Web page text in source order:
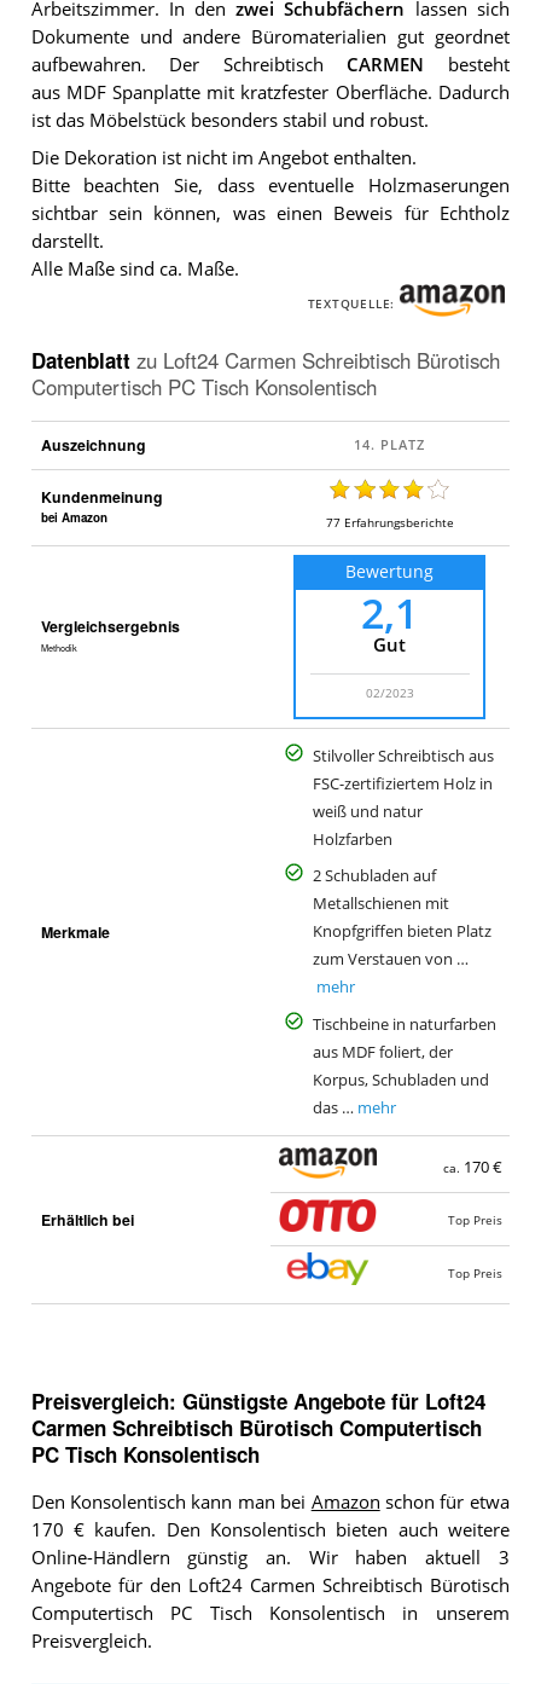
Arbeitszimmer. In denzwei Schubfächern lassen sich
Dokumente und andere Büromaterialien gut geordnet
aufbewahren. Der Schreibtisch CARMEN besteht
aus MDF Spanplatte mit kratzfester Oberfläche. Dadurch
ist das Möbelstück besonders stabil und robust.
Die Dekoration ist nicht im Angebot enthalten.
Bitte beachten Sie, dass eventuelle Holzmaserungen
sichtbar sein können, was einen Beweis für Echtholz
darstellt.
Alle Maße sind ca. Maße.
TEXTQUELLE:
Datenblatt zu Loft24 Carmen Schreibtisch Bürotisch
Computertisch PC Tisch Konsolentisch
Auszeichnung
Kundenmeinung
bei Amazon 77 Erfahrungsberichte
Vergleichsergebnis
Methodik
Bewertung
2,1
Gut
02/2023
Merkmale
Stilvoller Schreibtisch aus
FSC-zertifiziertem Holz in
weiß und natur
Holzfarben
2 Schubladen auf
Metallschienen mit
Knopfgriffen bieten Platz
zum Verstauen von …
mehr
Tischbeine in naturfarben
aus MDF foliert, der
Korpus, Schubladen und
das … mehr
Erhältlich bei
ca. 170 €
Top Preis
Top Preis
Preisvergleich: Günstigste Angebote für Loft24
Carmen Schreibtisch Bürotisch Computertisch
PC Tisch Konsolentisch
Den Konsolentisch kann man bei Amazon schon für etwa
170 € kaufen. Den Konsolentisch bieten auch weitere
Online-Händlern günstig an. Wir haben aktuell 3
Angebote für den Loft24 Carmen Schreibtisch Bürotisch
Computertisch PC Tisch Konsolentisch in unserem
Preisvergleich.